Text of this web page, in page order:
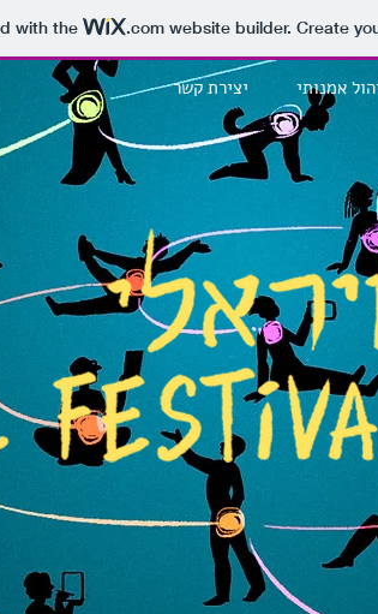
with the .comwebsite builder. Create
אמנותי יצירת קשר